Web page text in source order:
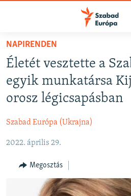
Akadálymentes
Ugrás
fő
oldalra
Ugrás
tartalomjegyzékre
NAPIRENDEN
AKTUÁLIS
PODCASTOK
ELEMZŐ
NER15
SZABADON
TÁRSADALOM
NAPIRENDEN
Életét vesztette a
egyik munkatársa
orosz légicsapásban
Szabad Európa (Ukrajna)
2022. április 29.
Megosztás
FELIRATKOZÁS
Spotify